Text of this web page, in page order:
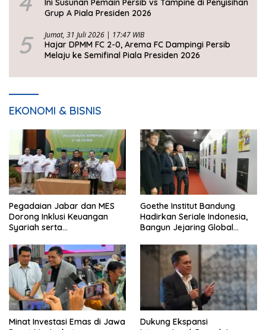
Ini Susunan Pemain Persib vs Tampine di Penyisihan
Grup A Piala Presiden 2026
5 Jumat, 31 Juli 2026 | 17:47 WIB
Hajar DPMM FC 2-0, Arema FC Dampingi Persib
Melaju ke Semifinal Piala Presiden 2026
EKONOMI & BISNIS
Pegadaian Jabar dan MES
Dorong Inklusi Keuangan
Syariah serta
Goethe Institut Bandung
Hadirkan Seriale Indonesia,
Bangun Jejaring Global
Minat Investasi Emas di Jawa
Dukung Ekspansi